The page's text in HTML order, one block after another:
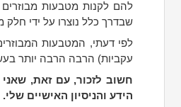
להם לקנות מטבעות מבוזרים
שבדרך כלל נוצרו על ידי
לפי דעתי, המטבעות
עקביות) הרבה הרבה יותר
חשוב לזכור, עם זאת,
הידע והניסיון האישיים